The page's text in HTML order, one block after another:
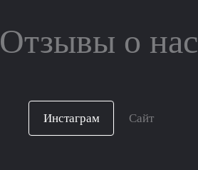
Отзывы о нас
Инстаграм Сайт